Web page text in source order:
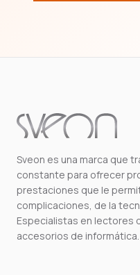
Sveon es una marca que
constante para ofrecer
prestaciones que le
complicaciones, de la
Especialistas en lectores
accesorios de informática.